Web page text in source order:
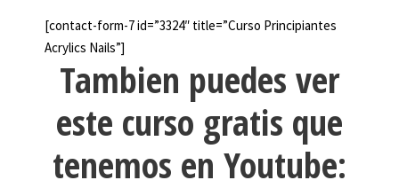
[contact-form-7 id=”3324″ title=”Curso Principiantes
Acrylics Nails”]
Tambien puedes ver
este curso gratis que
tenemos en Youtube: